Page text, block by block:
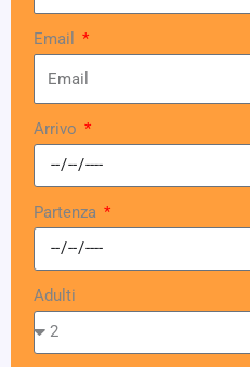
Email
Arrivo
Partenza
Adulti